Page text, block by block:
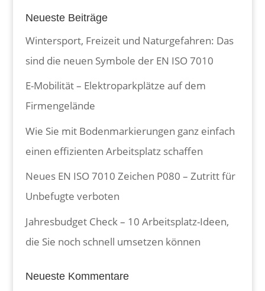
Neueste Beiträge
Wintersport, Freizeit und Naturgefahren: Das
sind die neuen Symbole der EN ISO 7010
E-Mobilität – Elektroparkplätze auf dem
Firmengelände
Wie Sie mit Bodenmarkierungen ganz einfach
einen effizienten Arbeitsplatz schaffen
Neues EN ISO 7010 Zeichen P080 – Zutritt für
Unbefugte verboten
Jahresbudget Check – 10 Arbeitsplatz-Ideen,
die Sie noch schnell umsetzen können
Neueste Kommentare